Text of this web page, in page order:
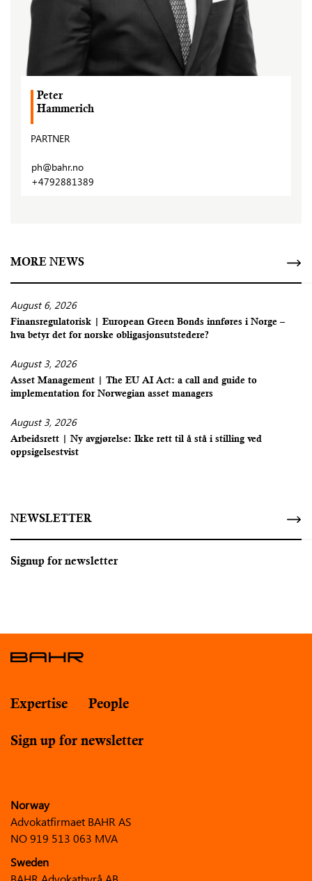
Peter
Hammerich
PARTNER
ph@bahr.no
+4792881389
MORE NEWS
August 6, 2026
Finansregulatorisk | European Green Bonds innføres i Norge –
hva betyr det for norske obligasjonsutstedere?
August 3, 2026
Asset Management | The EU AI Act: a call and guide to
implementation for Norwegian asset managers
August 3, 2026
Arbeidsrett | Ny avgjørelse: Ikke rett til å stå i stilling ved
oppsigelsestvist
NEWSLETTER
Signup for newsletter
Expertise People
Sign up for newsletter
Norway
Advokatfirmaet BAHR AS
NO 919 513 063 MVA
Sweden